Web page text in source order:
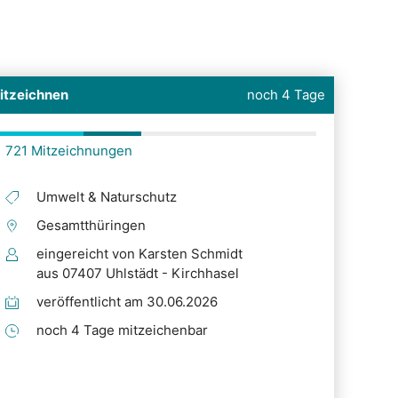
noch 4 Tage
721 Mitzeichnungen
Umwelt & Naturschutz
Gesamtthüringen
eingereicht von Karsten Schmidt
aus 07407 Uhlstädt - Kirchhasel
veröffentlicht am 30.06.2026
noch 4 Tage mitzeichenbar